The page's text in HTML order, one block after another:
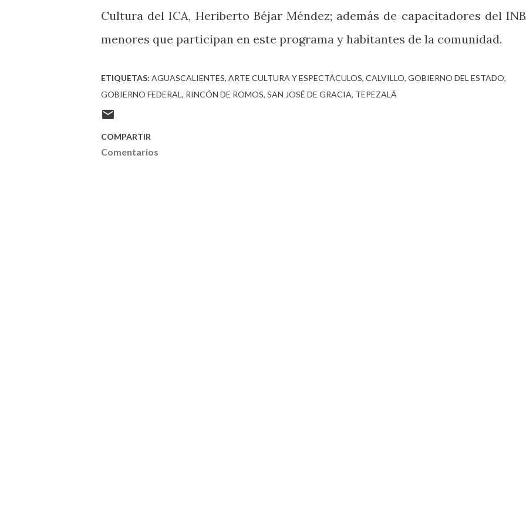
Cultura del ICA, Heriberto Béjar Méndez; además de capacitadores del
menores que participan en este programa y habitantes de la comunidad.
ETIQUETAS: AGUASCALIENTES ARTE CULTURA Y ESPECTÁCULOS CALVILLO GOBIERNO DEL ESTADO
GOBIERNO FEDERAL
RINCÓN DE ROMOS SAN JOSÉ DE GRACIA TEPEZALÁ
COMPARTIR
Comentarios